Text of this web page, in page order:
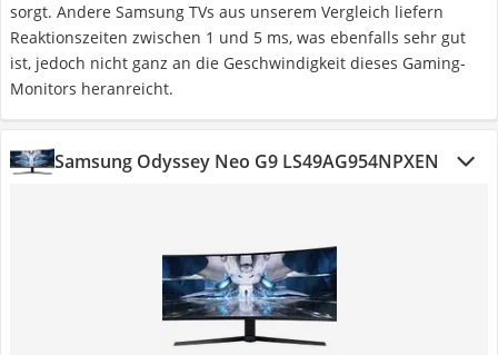
sorgt. Andere Samsung TVs aus unserem Vergleich liefern
Reaktionszeiten zwischen 1 und 5 ms, was ebenfalls sehr gut
ist, jedoch nicht ganz an die Geschwindigkeit dieses Gaming-
Monitors heranreicht.
Samsung Odyssey Neo‎ G9 LS49AG954NPXEN